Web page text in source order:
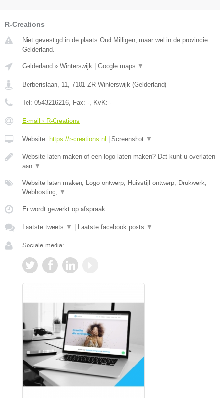
R-Creations
Niet gevestigd in de plaats Oud Milligen, maar wel in de provincie
Gelderland.
Gelderland » Winterswijk | Google maps ▼
Berberislaan, 11 7101 ZR Winterswijk (Gelderland)
Tel: 0543216216 , Fax: - , KvK: -
E-mail › R-Creations
Website: https://r-creations.nl | Screenshot ▼
Website laten maken of een logo laten maken? Dat kunt u overlaten
aan ▼
Website laten maken, Logo ontwerp, Huisstijl ontwerp, Drukwerk,
Webhosting,
▼
Er wordt gewerkt op afspraak.
Laatste tweets ▼ | Laatste facebook posts ▼
Sociale media: